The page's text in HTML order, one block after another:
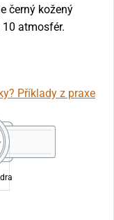
černý kožený
atmosfér.
Příklady z praxe